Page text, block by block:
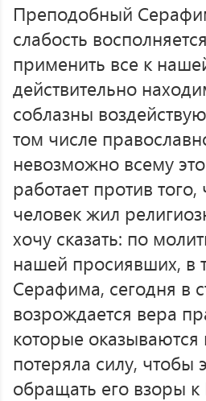
Преподобный
слабость
применить все к
действительно
соблазны
том числе
невозможно всему
работает против
человек жил
хочу сказать: по
нашей просиявших, в
Серафима, сегодня в
возрождается вера
которые
потеряла силу, чтобы
обращать его взоры